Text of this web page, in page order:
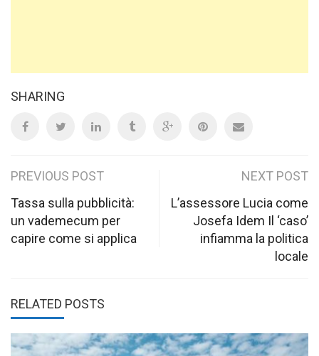
SHARING
Post
navigation
PREVIOUS POST
Tassa sulla pubblicità:
un vademecum per
capire come si applica
NEXT POST
L’assessore Lucia come
Josefa Idem Il ‘caso’
infiamma la politica
locale
RELATED POSTS